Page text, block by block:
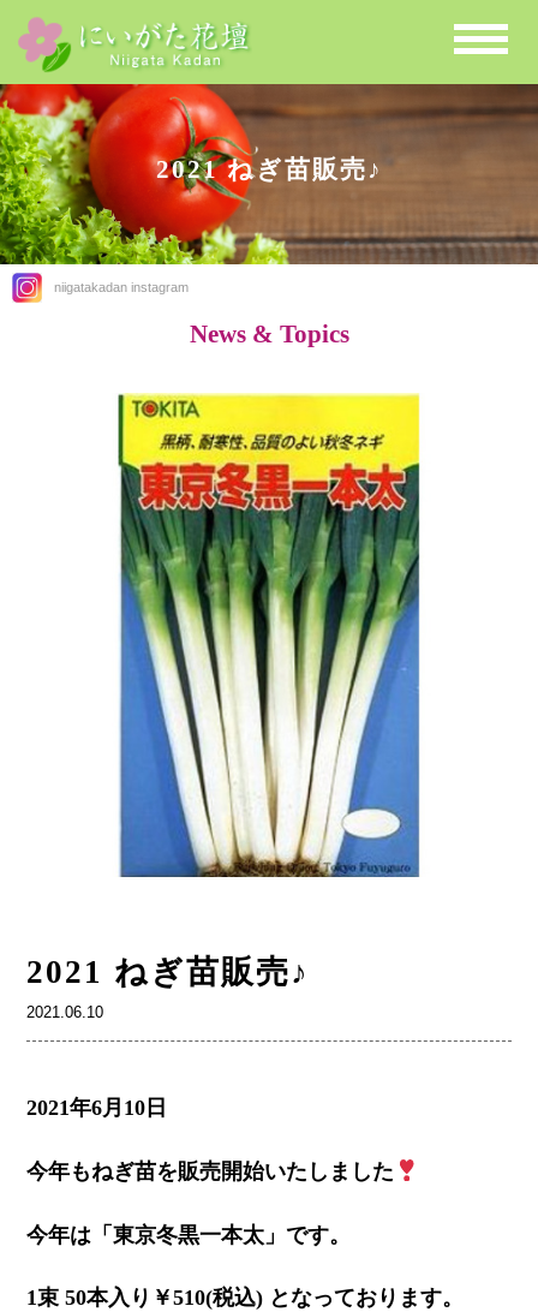
niigatakadan instagram
2021 ねぎ苗販売♪
News & Topics
2021 ねぎ苗販売♪
2021.06.10
2021年6月10日
今年もねぎ苗を販売開始いたしました
今年は「東京冬黒一本太」です。
1束 50本入り￥510(税込) となっております。